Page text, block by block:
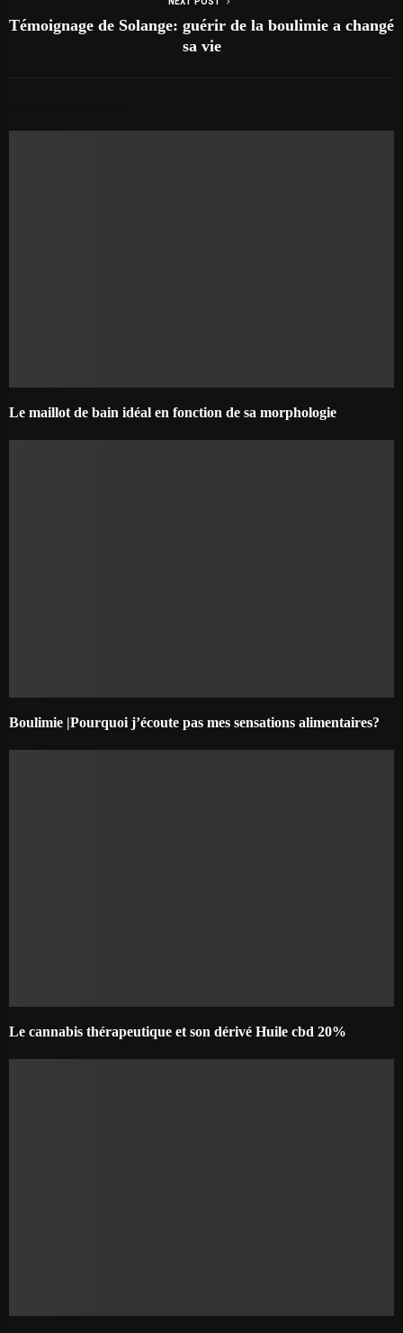
Témoignage de Solange: guérir de la boulimie a changé
sa vie
Le maillot de bain idéal en fonction de sa morphologie
Boulimie |Pourquoi j’écoute pas mes sensations alimentaires?
Le cannabis thérapeutique et son dérivé Huile cbd 20%